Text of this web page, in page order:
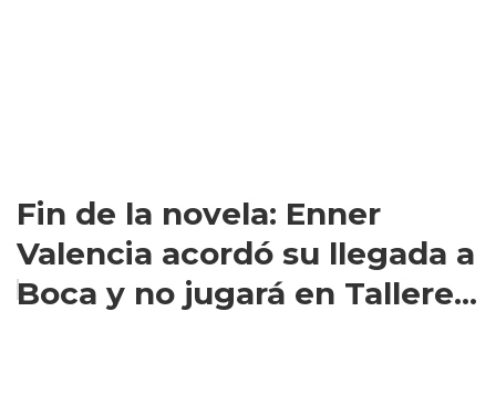
Fin de la novela: Enner
Valencia acordó su llegada a
Boca y no jugará en Tallere...